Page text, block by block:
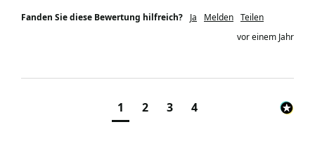
Fanden Sie diese Bewertung hilfreich? Ja Melden Teilen
vor einem Jahr
1 2 3 4